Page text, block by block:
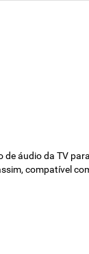
áudio da TV
compatível